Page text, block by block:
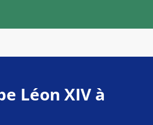
Léon XIV à